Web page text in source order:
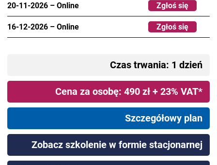
20-11-2026 – Online Zgłoś się
16-12-2026 – Online Zgłoś się
Czas trwania: 1 dzień
Cena za osobę: 490 zł + 23% VAT*
Szczegółowy plan
Zobacz szkolenie w formie stacjonarnej